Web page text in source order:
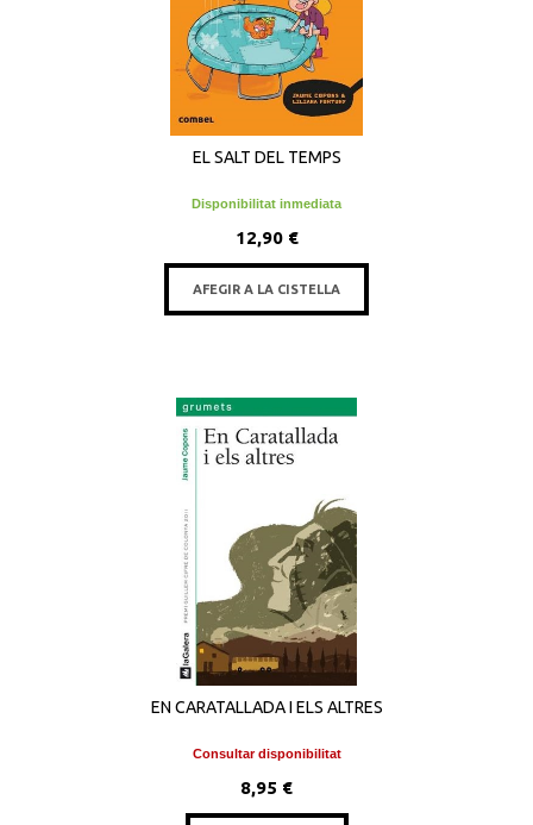
EL SALT DEL TEMPS
Disponibilitat inmediata
12,90 €
AFEGIR A LA CISTELLA
EN CARATALLADA I ELS ALTRES
Consultar disponibilitat
8,95 €